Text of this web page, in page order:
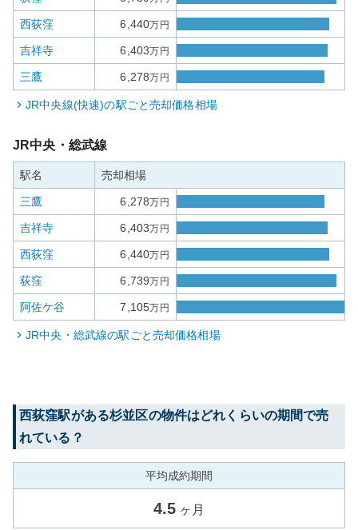
西荻窪 6,440万円
吉祥寺 6,403万円
三鷹 6,278万円
JR中央線(快速)の駅ごと売却価格相場
JR中央・総武線
駅名 売却相場
三鷹 6,278万円
吉祥寺 6,403万円
西荻窪 6,440万円
荻窪 6,739万円
阿佐ケ谷 7,105万円
JR中央・総武線の駅ごと売却価格相場
西荻窪駅がある杉並区の物件はどれくらいの期間で売
れている？
平均成約期間
4.5 ヶ月